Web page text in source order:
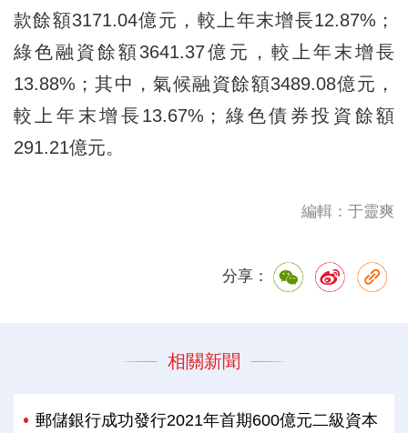
款餘額3171.04億元，較上年末增長12.87%；
綠色融資餘額3641.37億元，較上年末增長
13.88%；其中，氣候融資餘額3489.08億元，
較上年末增長13.67%；綠色債券投資餘額
291.21億元。
編輯：于靈爽
分享：
相關新聞
郵儲銀行成功發行2021年首期600億元二級資本